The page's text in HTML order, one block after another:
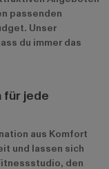
passenden
Unser
du immer das
für jede
aus Komfort
und lassen sich
den